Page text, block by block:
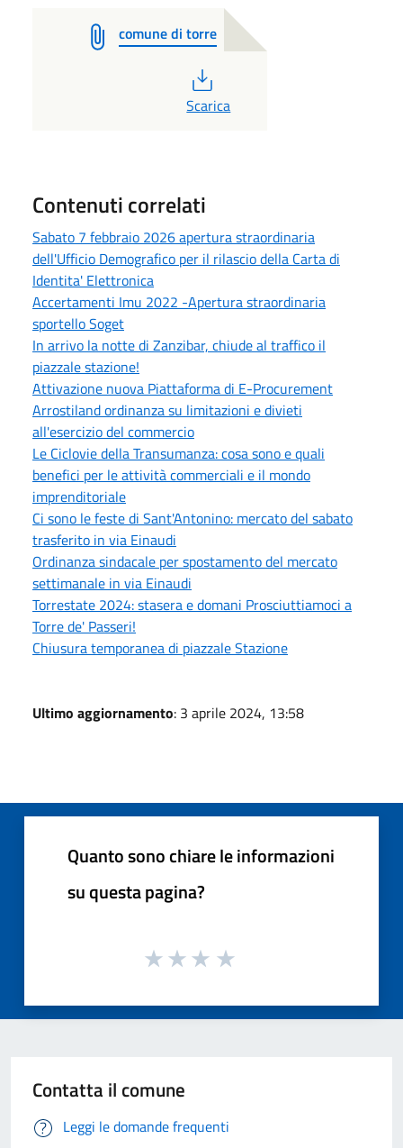
comune di torre
PDF
Scarica
Contenuti correlati
Sabato 7 febbraio 2026 apertura straordinaria
dell'Ufficio Demografico per il rilascio della Carta di
Identita' Elettronica
Accertamenti Imu 2022 -Apertura straordinaria
sportello Soget
In arrivo la notte di Zanzibar, chiude al traffico il
piazzale stazione!
Attivazione nuova Piattaforma di E-Procurement
Arrostiland ordinanza su limitazioni e divieti
all'esercizio del commercio
Le Ciclovie della Transumanza: cosa sono e quali
benefici per le attività commerciali e il mondo
imprenditoriale
Ci sono le feste di Sant'Antonino: mercato del sabato
trasferito in via Einaudi
Ordinanza sindacale per spostamento del mercato
settimanale in via Einaudi
Torrestate 2024: stasera e domani Prosciuttiamoci a
Torre de' Passeri!
Chiusura temporanea di piazzale Stazione
Ultimo aggiornamento: 3 aprile 2024, 13:58
Quanto sono chiare le informazioni
su questa pagina?
Contatta il comune
Leggi le domande frequenti